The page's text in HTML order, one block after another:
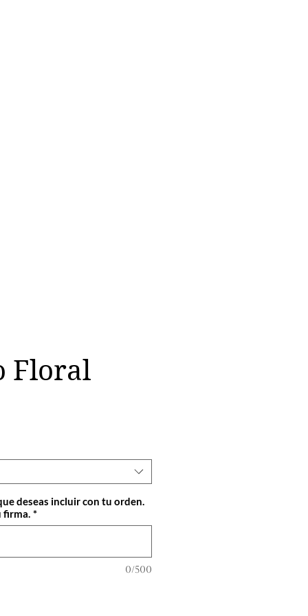
Floral
deseas incluir con tu orden.
firma. *
0/500